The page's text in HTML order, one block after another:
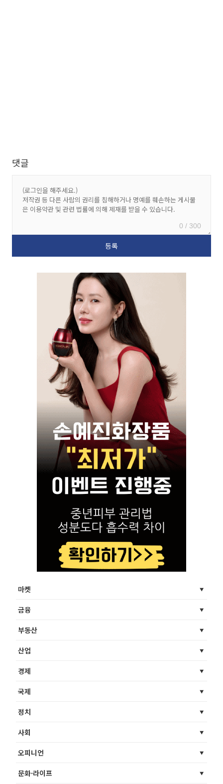
댓글
0 / 300
마켓
금융
부동산
산업
경제
국제
정치
사회
오피니언
문화·라이프